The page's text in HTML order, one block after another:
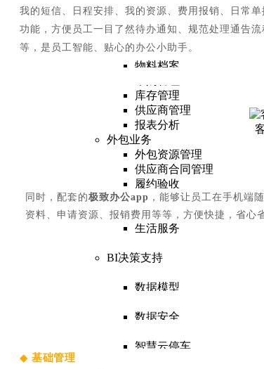
资源定价
合同管理
空间外拓
集中采购
物料档案
库存管理
供应商管理
报表分析
外包业务
外包资源管理
供应商合同管理
履约验收
结算管理
增值运营
生活服务
BI决策支持
数据模型
数据安全
智慧云停车
我的短信、日程安排、我的资源、费用报销、日常
功能，方便员工一目了然待办通知、规范处理通告
等，是员工智能、贴心的办公小助手。
同时，配套的极致办公app ，能够让员工在手机端
资料、申请资源、报销费用等等，方便快捷，省心
◆ 基础管理